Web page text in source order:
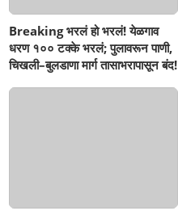
Breaking भरलं हो भरलं! येळगाव
धरण १०० टक्के भरलं; पुलावरून पाणी,
चिखली–बुलडाणा मार्ग तासाभरापासून बंद!